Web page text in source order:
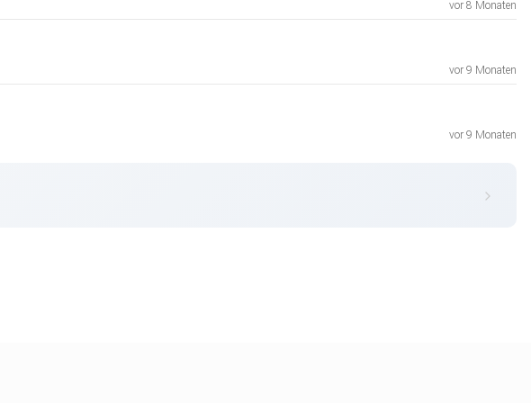
vor 8 Monaten
vor 9 Monaten
vor 9 Monaten